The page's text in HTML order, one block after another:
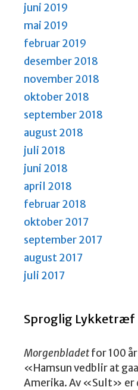
juni 2019
mai 2019
februar 2019
desember 2018
november 2018
oktober 2018
september 2018
august 2018
juli 2018
juni 2018
april 2018
februar 2018
oktober 2017
september 2017
august 2017
juli 2017
Sproglig Lykketræf
Morgenbladetfor 100
«Hamsun vedblir at
Amerika. Av «Sult» er